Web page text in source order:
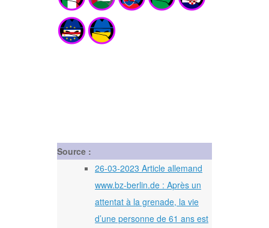
Source :
26-03-2023 Article allemand
www.bz-berlin.de : Après un
attentat à la grenade, la vie
d’une personne de 61 ans est